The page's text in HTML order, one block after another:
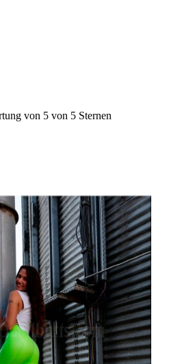
von 5 von 5 Sternen